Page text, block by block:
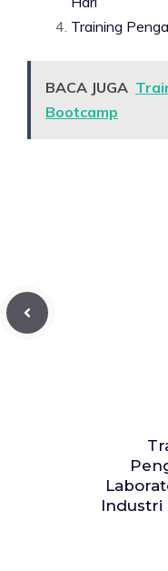
Training
BACA JUGA
Bootcamp
Industri